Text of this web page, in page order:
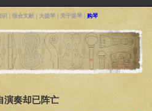
识 综合文献 大提琴 关于提琴 购琴
演奏却已阵亡